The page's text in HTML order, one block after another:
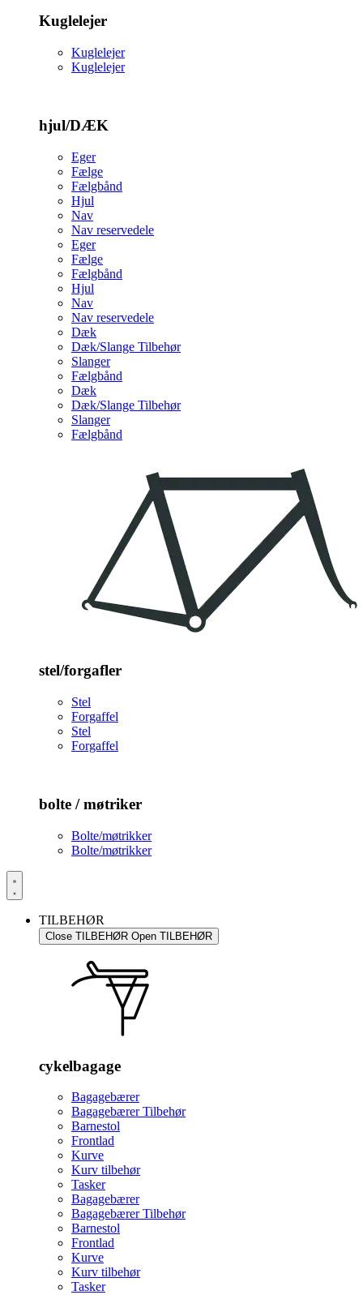
Kuglelejer
Kuglelejer
Kuglelejer
hjul/DÆK
Eger
Fælge
Fælgbånd
Hjul
Nav
Nav reservedele
Eger
Fælge
Fælgbånd
Hjul
Nav
Nav reservedele
Dæk
Dæk/Slange Tilbehør
Slanger
Fælgbånd
Dæk
Dæk/Slange Tilbehør
Slanger
Fælgbånd
stel/forgafler
Stel
Forgaffel
Stel
Forgaffel
bolte / møtriker
Bolte/møtrikker
Bolte/møtrikker
TILBEHØR
Close TILBEHØR Open TILBEHØR
cykelbagage
Bagagebærer
Bagagebærer Tilbehør
Barnestol
Frontlad
Kurve
Kurv tilbehør
Tasker
Bagagebærer
Bagagebærer Tilbehør
Barnestol
Frontlad
Kurve
Kurv tilbehør
Tasker